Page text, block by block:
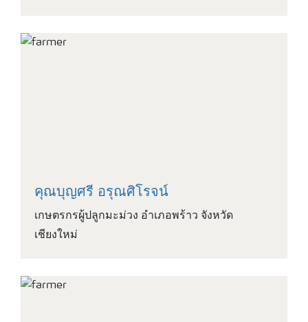
คุณบุญศรี อรุณศิโรจน์
เกษตรกรผู้ปลูกมะม่วง อำเภอพร้าว จังหวัด
เชียงใหม่